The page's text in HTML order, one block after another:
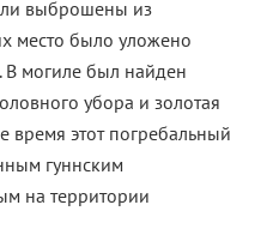
выброшены из
место было уложено
могиле был найден
убора и золотая
время этот погребальный
гуннским
на территории